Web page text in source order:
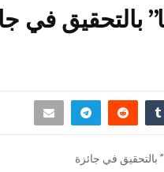
بالتحقيق في